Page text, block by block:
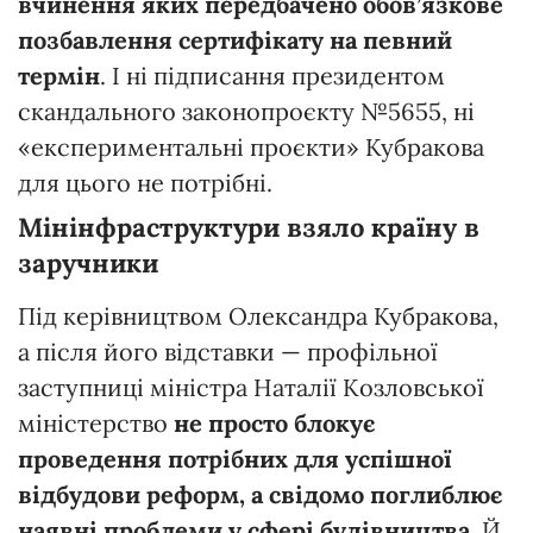
позбавлення сертифікату на певний
термін. І ні підписання президентом
скандального законопроєкту №5655, ні
«експериментальні проєкти» Кубракова
для цього не потрібні.
Мінінфраструктури взяло країну в
заручники
Під керівництвом Олександра Кубракова,
а після його відставки — профільної
заступниці міністра Наталії Козловської
міністерство не просто блокує
проведення потрібних для успішної
відбудови реформ, а свідомо поглиблює